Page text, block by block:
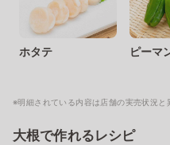
ホタテ ピーマ
※明細されている内容は店舗の実売状況と
大根で作れるレシピ